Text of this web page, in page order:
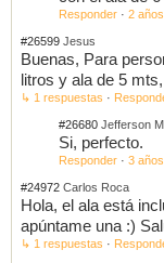
Responder· 2 años
#26599 Jesus
Buenas, Para persona de 60 kg y 167cm, Tabla de 5'3 120
↳ 1 respuestas ·
#26680
Si, perfecto.
Responder· 3 años
#24972 Carlos Roca
Hola, el ala está
↳ 1 respuestas ·